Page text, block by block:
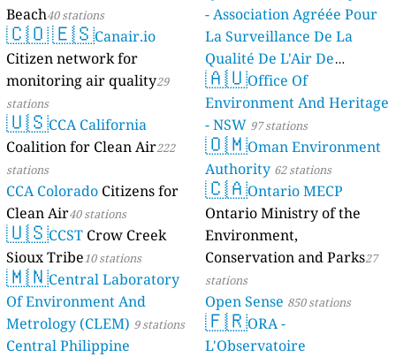
Beach40 stations
🇨🇴🇪🇸Canair.io
Citizen network for
monitoring air quality29
stations
🇺🇸CCA California
Coalition for Clean Air222
stations
CCA Colorado Citizens for
Clean Air40 stations
🇺🇸CCST Crow Creek
Sioux Tribe10 stations
🇲🇳Central Laboratory
Of Environment And
Metrology (CLEM) 9 stations
Central Philippine
- Association Agréée Pour
La Surveillance De La
Qualité De L'Air De
Mayotte 4 stations
🇦🇺Office Of
Environment And Heritage
- NSW 97 stations
🇴🇲Oman Environment
Authority 62 stations
🇨🇦Ontario MECP
Ontario Ministry of the
Environment,
Conservation and Parks27
stations
Open Sense 850 stations
🇫🇷ORA -
L'Observatoire